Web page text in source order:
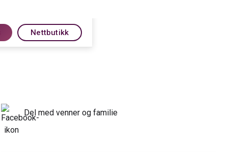
Nettbutikk
Del med venner og familie